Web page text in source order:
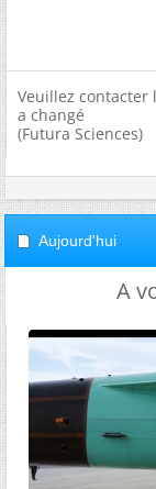
Veuillez
a changé
(Futura Sciences)
Aujourd'hui
A